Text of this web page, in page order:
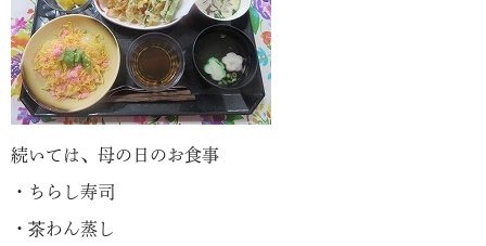
続いては、母の日のお食事
・ちらし寿司
・茶わん蒸し